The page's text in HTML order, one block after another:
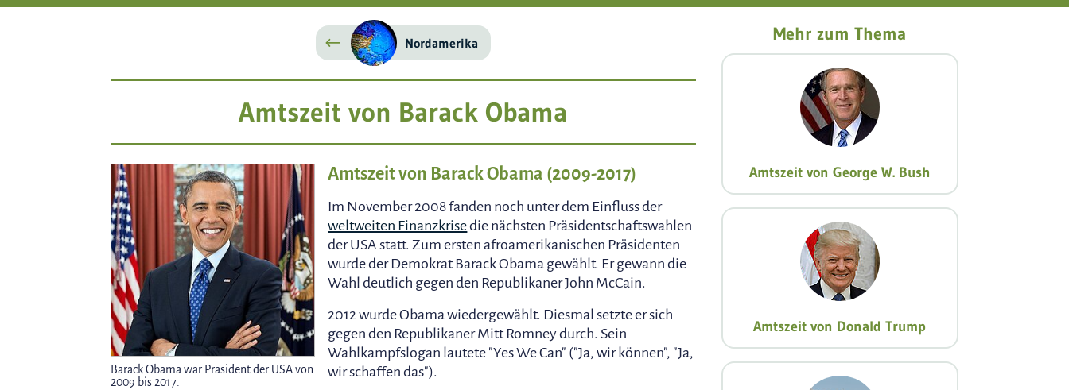
Nordamerika
Amtszeit von Barack Obama
Barack Obama war Präsident der USA von
2009 bis 2017.
Amtszeit von Barack Obama (2009-2017)
Im November 2008 fanden noch unter dem Einfluss der
weltweiten Finanzkrisedie nächsten Präsidentschaftswahlen
der USA statt. Zum ersten afroamerikanischen Präsidenten
wurde der Demokrat Barack Obama gewählt. Er gewann die
Wahl deutlich gegen den Republikaner John McCain.
2012 wurde Obama wiedergewählt. Diesmal setzte er sich
gegen den Republikaner Mitt Romney durch. Sein
Wahlkampfslogan lautete "Yes We Can" ("Ja, wir können", "Ja,
wir schaffen das").
Mehr zum Thema
Amtszeit von George W. Bush
Amtszeit von Donald Trump